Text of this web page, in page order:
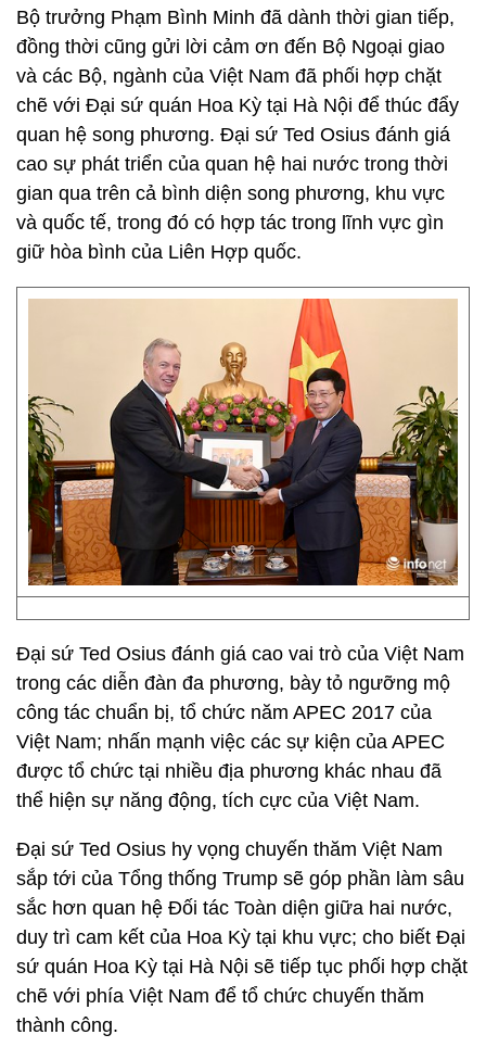
Bộ trưởng Phạm Bình Minh đã dành thời gian tiếp,
đồng thời cũng gửi lời cảm ơn đến Bộ Ngoại giao
và các Bộ, ngành của Việt Nam đã phối hợp chặt
chẽ với Đại sứ quán Hoa Kỳ tại Hà Nội để thúc đẩy
quan hệ song phương. Đại sứ Ted Osius đánh giá
cao sự phát triển của quan hệ hai nước trong thời
gian qua trên cả bình diện song phương, khu vực
và quốc tế, trong đó có hợp tác trong lĩnh vực gìn
giữ hòa bình của Liên Hợp quốc.
Đại sứ Ted Osius đánh giá cao vai trò của Việt Nam
trong các diễn đàn đa phương, bày tỏ ngưỡng mộ
công tác chuẩn bị, tổ chức năm APEC 2017 của
Việt Nam; nhấn mạnh việc các sự kiện của APEC
được tổ chức tại nhiều địa phương khác nhau đã
thể hiện sự năng động, tích cực của Việt Nam.
Đại sứ Ted Osius hy vọng chuyến thăm Việt Nam
sắp tới của Tổng thống Trump sẽ góp phần làm sâu
sắc hơn quan hệ Đối tác Toàn diện giữa hai nước,
duy trì cam kết của Hoa Kỳ tại khu vực; cho biết Đại
sứ quán Hoa Kỳ tại Hà Nội sẽ tiếp tục phối hợp chặt
chẽ với phía Việt Nam để tổ chức chuyến thăm
thành công.